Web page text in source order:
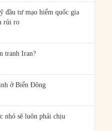
đầu tư mạo hiểm quốc gia
rủi ro
tranh Iran?
ở Biển Đông
nhỏ sẽ luôn phải chịu